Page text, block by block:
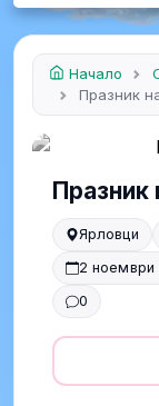
Начало
Празник
Празник
Ярловци
2 ноември
0